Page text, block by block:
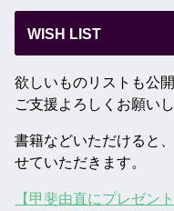
WISH LIST
欲しいものリストも公
ご支援よろしくお願いし
書籍などいただけると
せていただきます。
【甲斐由直にプレゼン